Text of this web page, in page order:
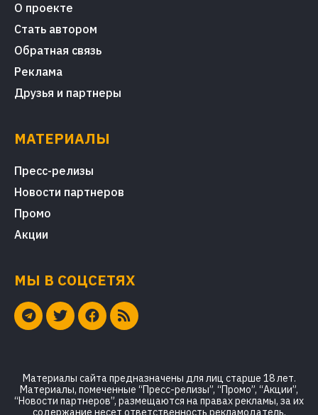
О проекте
Стать автором
Обратная связь
Реклама
Друзья и партнеры
МАТЕРИАЛЫ
Пресс-релизы
Новости партнеров
Промо
Акции
МЫ В СОЦСЕТЯХ
Материалы сайта предназначены для лиц старше 18 лет.
Материалы, помеченные “Пресс-релизы”, “Промо”, “Акции”,
“Новости партнеров”, размещаются на правах рекламы, за их
содержание несет ответственность рекламодатель.